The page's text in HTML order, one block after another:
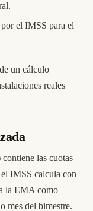
el IMSS para el
un cálculo
reales
contiene las cuotas
IMSS calcula con
la EMA como
mes del bimestre.